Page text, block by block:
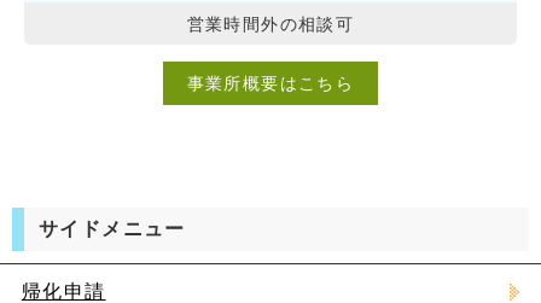
営業時間外の相談可
事業所概要はこちら
サイドメニュー
帰化申請